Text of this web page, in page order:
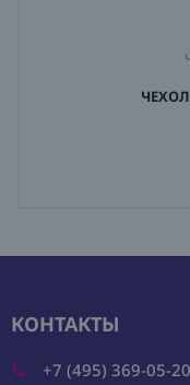
КОНТАКТЫ
+7 (495) 369-05-20